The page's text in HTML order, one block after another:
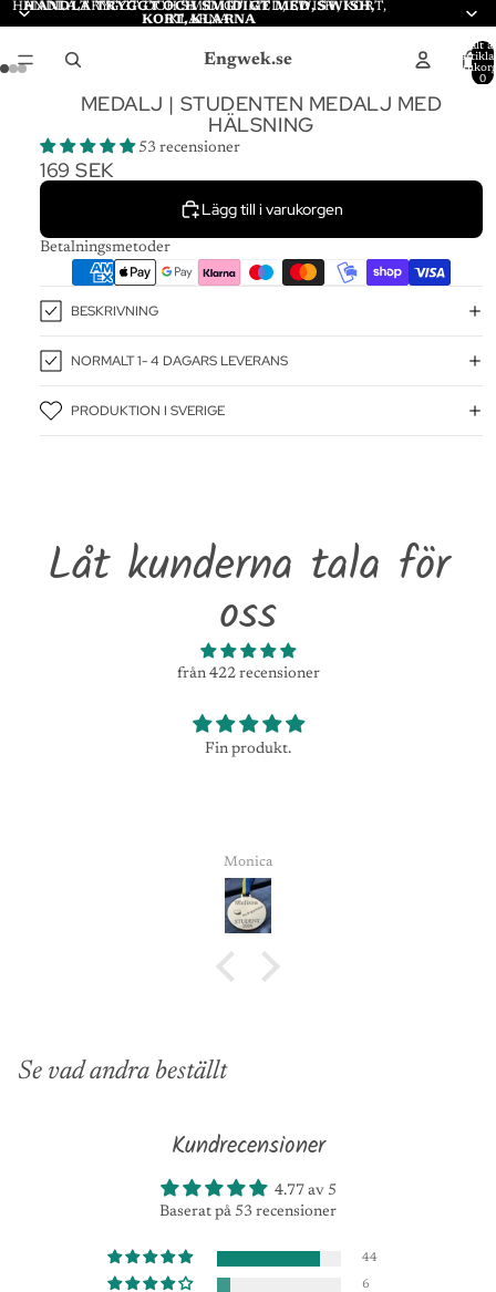
HANDLA TRYGGT OCH SMIDIGT MED, SWISH,
KORT, KLARNA
HANDLA TRYGGT OCH SMIDIGT MED, SWISH, KORT,
KLARNA
Engwek.se
Totalt
0
MEDALJ | STUDENTEN MEDALJ MED
HÄLSNING
53 recensioner
169 SEK
Lägg till i varukorgen
Betalningsmetoder
BESKRIVNING
NORMALT 1- 4 DAGARS LEVERANS
PRODUKTION I SVERIGE
Låt kunderna tala för
oss
från 422 recensioner
Fin produkt.
Monica
Se vad andra beställt
Kundrecensioner
4.77 av 5
Baserat på 53 recensioner
44
6